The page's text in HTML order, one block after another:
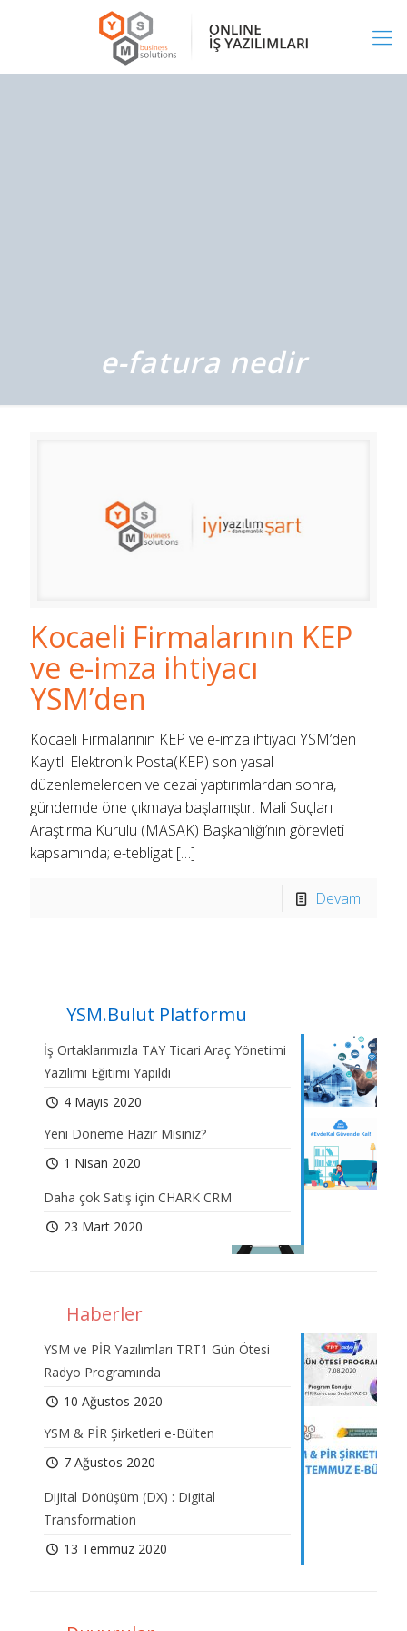
e-fatura nedir
Kocaeli Firmalarının KEP
ve e-imza ihtiyacı
YSM’den
Kocaeli Firmalarının KEP ve e-imza ihtiyacı YSM’den
Kayıtlı Elektronik Posta(KEP) son yasal
düzenlemelerden ve cezai yaptırımlardan sonra,
gündemde öne çıkmaya başlamıştır. Mali Suçları
Araştırma Kurulu (MASAK) Başkanlığı’nın görevleti
kapsamında; e-tebligat […]
Devamı
YSM.Bulut Platformu
İş Ortaklarımızla TAY Ticari Araç Yönetimi
Yazılımı Eğitimi Yapıldı
4 Mayıs 2020
Yeni Döneme Hazır Mısınız?
1 Nisan 2020
Daha çok Satış için CHARK CRM
23 Mart 2020
Haberler
YSM ve PİR Yazılımları TRT1 Gün Ötesi
Radyo Programında
10 Ağustos 2020
YSM & PİR Şirketleri e-Bülten
7 Ağustos 2020
Dijital Dönüşüm (DX) : Digital
Transformation
13 Temmuz 2020